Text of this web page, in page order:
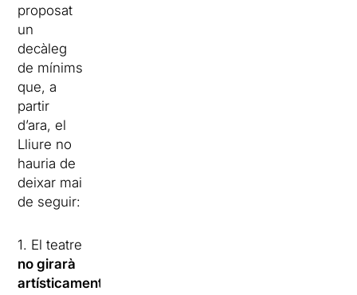
proposat
un
decàleg
de mínims
que, a
partir
d’ara, el
Lliure no
hauria de
deixar mai
de seguir:
1. El teatre
no girarà
artísticament